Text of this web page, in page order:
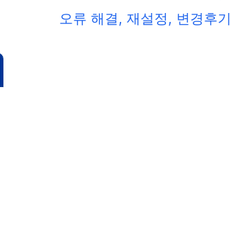
오류 해결, 재설정, 변경후기